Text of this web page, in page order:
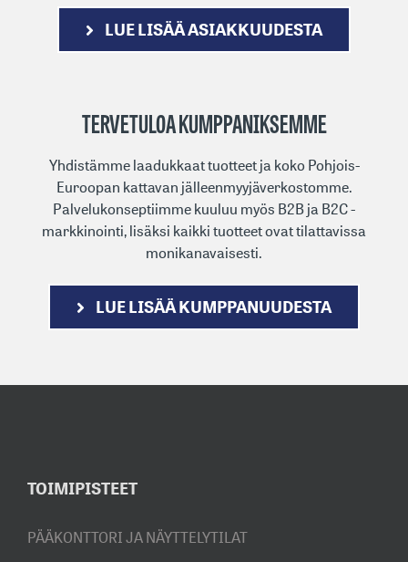
LUE LISÄÄ ASIAKKUUDESTA
TERVETULOA KUMPPANIKSEMME
Yhdistämme laadukkaat tuotteet ja koko Pohjois-
Euroopan kattavan jälleenmyyjäverkostomme.
Palvelukonseptiimme kuuluu myös B2B ja B2C -
markkinointi, lisäksi kaikki tuotteet ovat tilattavissa
monikanavaisesti.
LUE LISÄÄ KUMPPANUUDESTA
TOIMIPISTEET
PÄÄKONTTORI JA NÄYTTELYTILAT